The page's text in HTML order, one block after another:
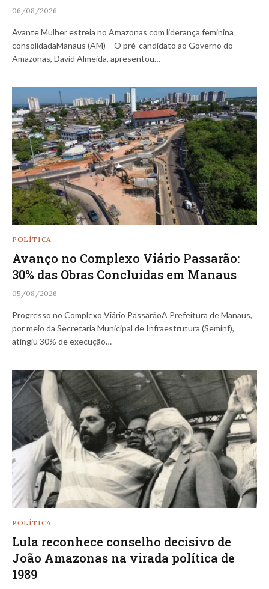
06/08/2026
Avante Mulher estreia no Amazonas com liderança feminina
consolidadaManaus (AM) – O pré-candidato ao Governo do
Amazonas, David Almeida, apresentou…
POLÍTICA
Avanço no Complexo Viário Passarão:
30% das Obras Concluídas em Manaus
05/08/2026
Progresso no Complexo Viário PassarãoA Prefeitura de Manaus,
por meio da Secretaria Municipal de Infraestrutura (Seminf),
atingiu 30% de execução…
POLÍTICA
Lula reconhece conselho decisivo de
João Amazonas na virada política de
1989